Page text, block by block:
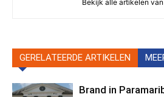
Bekijk alle artikelen
GERELATEERDE ARTIKELEN
Brand in